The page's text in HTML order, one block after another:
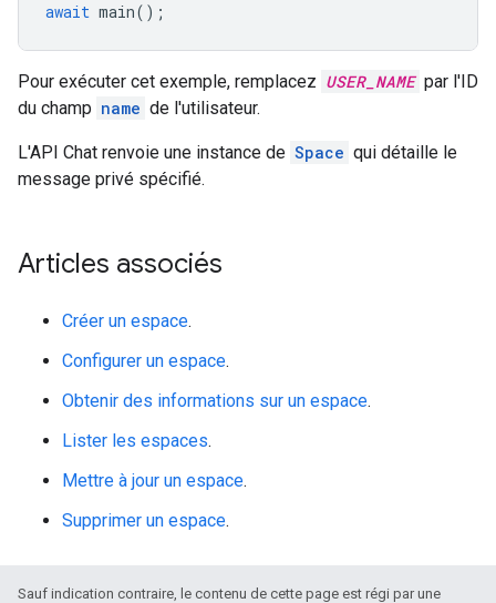
await main();
Pour exécuter cet exemple, remplacez USER_NAME par l'ID
du champ name de l'utilisateur.
L'API Chat renvoie une instance de Space qui détaille le
message privé spécifié.
Articles associés
Créer un espace.
Configurer un espace.
Obtenir des informations sur un espace.
Lister les espaces.
Mettre à jour un espace.
Supprimer un espace.
Sauf indication contraire, le contenu de cette page est régi par une